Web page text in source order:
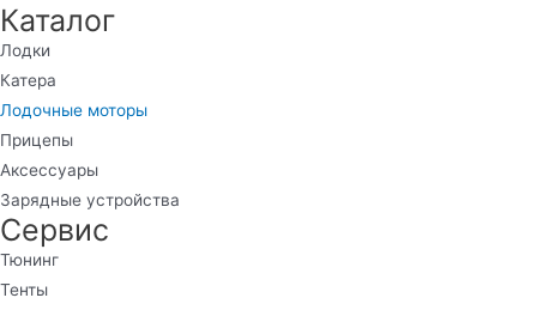
Каталог
Лодки
Катера
Лодочные моторы
Прицепы
Аксессуары
Зарядные устройства
Сервис
Тюнинг
Тенты